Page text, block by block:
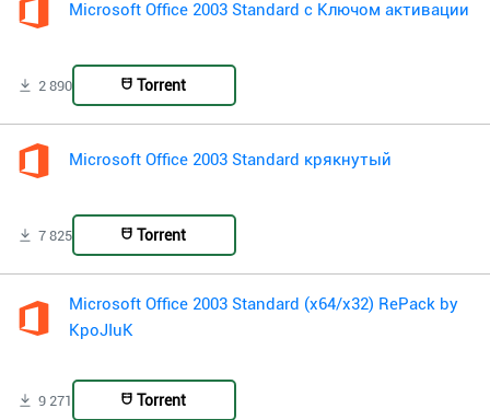
Microsoft Office 2003 Standard с Ключом активации
2 890 Torrent
Microsoft Office 2003 Standard крякнутый
7 825 Torrent
Microsoft Office 2003 Standard (x64/x32) RePack by
KpoJIuK
9 271 Torrent